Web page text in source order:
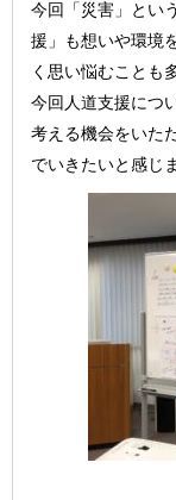
今回「災害」とい
援」も想いや環境
く思い悩むことも
今回人道支援につ
考える機会をいた
でいきたいと感じ